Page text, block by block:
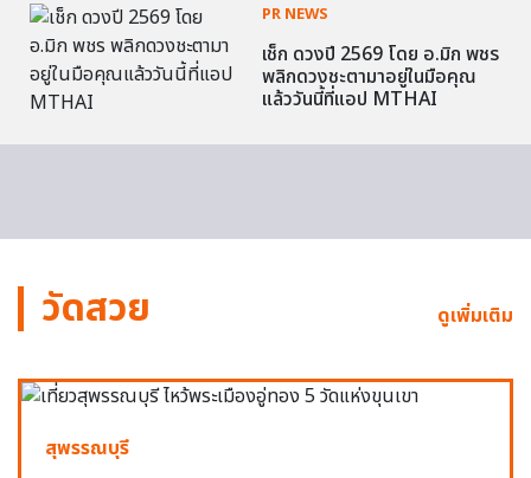
PR NEWS
เช็ก ดวงปี 2569 โดย อ.มิก พชร
พลิกดวงชะตามาอยู่ในมือคุณ
แล้ววันนี้ที่แอป MTHAI
วัดสวย ดูเพิ่มเติม
สุพรรณบุรี